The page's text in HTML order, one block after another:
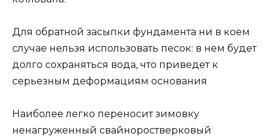
Для обратной засыпки фундамента ни в коем
случае нельзя использовать песок: в нем будет
долго сохраняться вода, что приведет к
серьезным деформациям основания
Наиболее легко переносит зимовку
ненагруженный свайноростверковый